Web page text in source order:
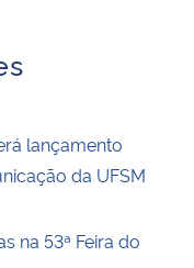
lançamento
da UFSM
na 53ª Feira do